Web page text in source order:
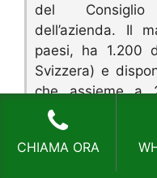
del Consiglio
dell’azienda. Il
paesi, ha 1.200
Svizzera) e
che assieme a
mondo.
pezzi all’anno,
È stato lo
CHIAMA ORA